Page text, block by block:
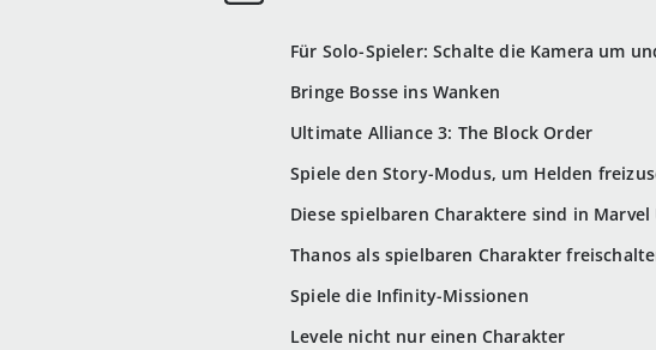
Für Solo-Spieler: Schalte die Kamera um
Bringe Bosse ins Wanken
Ultimate Alliance 3: The Block Order
Spiele den Story-Modus, um Helden
Diese spielbaren Charaktere sind in
Thanos als spielbaren Charakter
Spiele die Infinity-Missionen
Levele nicht nur einen Charakter